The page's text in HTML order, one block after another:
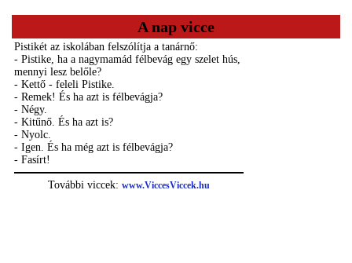
A nap vicce